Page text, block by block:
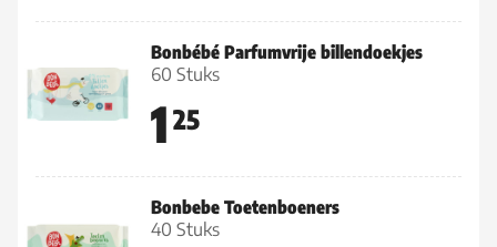
Bonbébé Parfumvrije billendoekjes
60 Stuks
1 25
Bonbebe Toetenboeners
40 Stuks